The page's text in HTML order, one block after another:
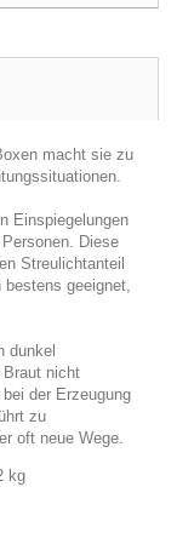
macht sie zu
Einspiegelungen
Diese
Streulichtanteil
geeignet,
dunkel
nicht
der Erzeugung
zu
oft neue Wege.
kg